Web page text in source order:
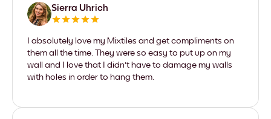
Sierra Uhrich
I absolutely love my Mixtiles and get compliments on
them all the time. They were so easy to put up on my
wall and I love that I didn't have to damage my walls
with holes in order to hang them.